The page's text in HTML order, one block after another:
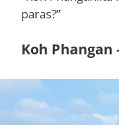
paras?”
Koh Phangan